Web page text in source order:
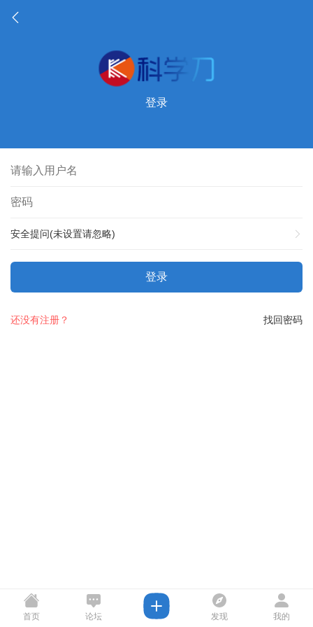
登录
安全提问(未设置请忽略)
登录
找回密码
还没有注册？
首页 论坛 发现 我的